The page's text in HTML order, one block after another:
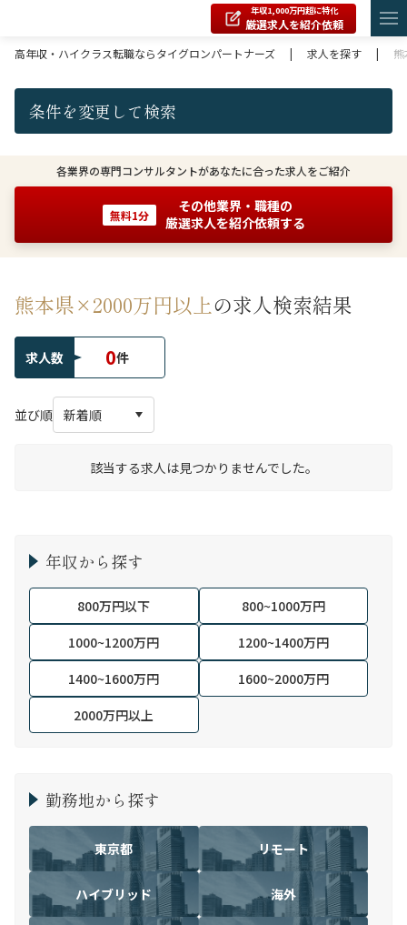
年収1,000万円超に特化
厳選求人を紹介依頼
高年収・ハイクラス転職ならタイグロンパートナーズ
| 求人を探す |
条件を変更して検索
各業界の専門コンサルタントがあなたに合った求人をご紹介
無料1分
その他業界・職種の
厳選求人を紹介依頼する
熊本県×2000万円以上の求人検索結果
求人数 0件
並び順
該当する求人は見つかりませんでした。
年収から探す
800万円以下
800~1000万円
1000~1200万円
1200~1400万円
1400~1600万円
1600~2000万円
2000万円以上
勤務地から探す
東京都 リモート
ハイブリッド 海外